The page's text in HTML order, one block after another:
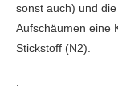
sonst auch) und
Aufschäumen eine
Stickstoff (N2).